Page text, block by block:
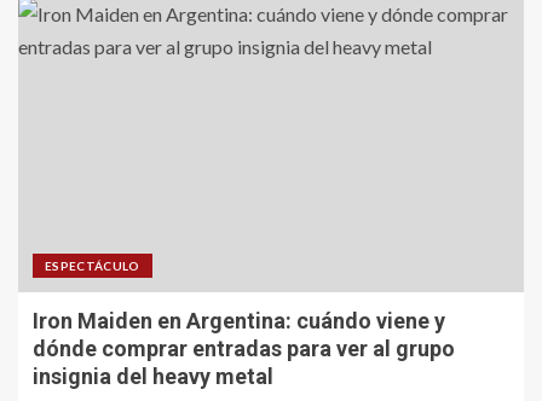
ESPECTÁCULO
Iron Maiden en Argentina: cuándo viene y
dónde comprar entradas para ver al grupo
insignia del heavy metal